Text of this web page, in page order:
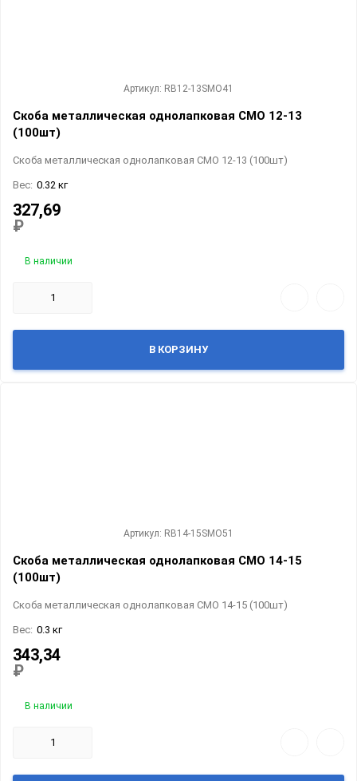
Артикул: RB12-13SMO41
Скоба металлическая однолапковая СМО 12-13
(100шт)
Скоба металлическая однолапковая СМО 12-13 (100шт)
Вес: 0.32 кг
327,69
₽
В наличии
В КОРЗИНУ
Артикул: RB14-15SMO51
Скоба металлическая однолапковая СМО 14-15
(100шт)
Скоба металлическая однолапковая СМО 14-15 (100шт)
Вес: 0.3 кг
343,34
₽
В наличии